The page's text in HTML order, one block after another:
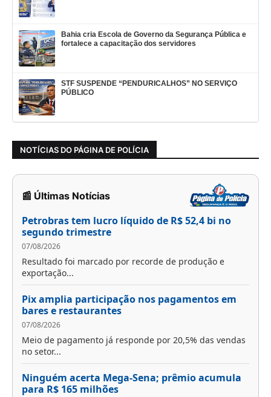
Bahia cria Escola de Governo da Segurança Pública e
fortalece a capacitação dos servidores
STF SUSPENDE “PENDURICALHOS” NO SERVIÇO
PÚBLICO
NOTÍCIAS DO PÁGINA DE POLÍCIA
📰 Últimas Notícias
Petrobras tem lucro líquido de R$ 52,4 bi no
segundo trimestre
07/08/2026
Resultado foi marcado por recorde de produção e
exportação...
Pix amplia participação nos pagamentos em
bares e restaurantes
07/08/2026
Meio de pagamento já responde por 20,5% das vendas
no setor...
Ninguém acerta Mega-Sena; prêmio acumula
para R$ 165 milhões